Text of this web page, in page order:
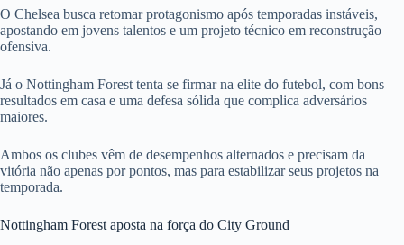
O Chelsea busca retomar protagonismo após temporadas instáveis,
apostando em jovens talentos e um projeto técnico em reconstrução
ofensiva.
Já o Nottingham Forest tenta se firmar na elite do futebol, com bons
resultados em casa e uma defesa sólida que complica adversários
maiores.
Ambos os clubes vêm de desempenhos alternados e precisam da
vitória não apenas por pontos, mas para estabilizar seus projetos na
temporada.
Nottingham Forest aposta na força do City Ground